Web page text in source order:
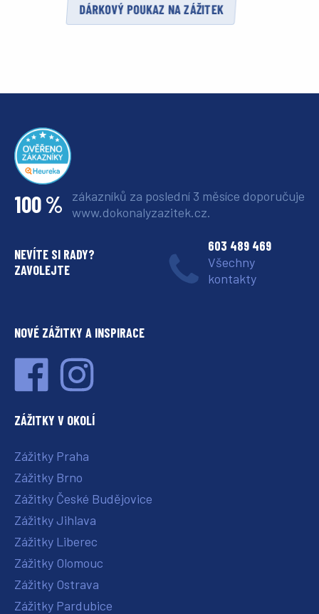
DÁRKOVÝ POUKAZ NA ZÁŽITEK
100 % zákazníků za poslední 3 měsíce doporučuje
www.dokonalyzazitek.cz.
NEVÍTE SI RADY?
ZAVOLEJTE
603 489 469
Všechny
kontakty
NOVÉ ZÁŽITKY A INSPIRACE
ZÁŽITKY V OKOLÍ
Zážitky Praha
Zážitky Brno
Zážitky České Budějovice
Zážitky Jihlava
Zážitky Liberec
Zážitky Olomouc
Zážitky Ostrava
Zážitky Pardubice